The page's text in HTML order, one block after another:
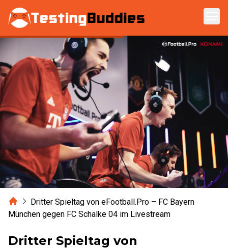
Zum Hauptinhalt springen
HomeDritter Spieltag von eFootball.Pro – FC Bayern
München gegen FC Schalke 04 im Livestream
Dritter Spieltag von